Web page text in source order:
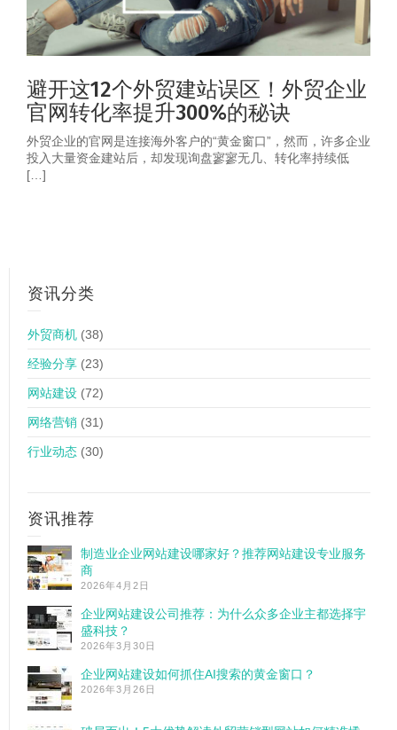
避开这12个外贸建站误区！外贸企业
官网转化率提升300%的秘诀
外贸企业的官网是连接海外客户的“黄金窗口”，然而，许多企业
投入大量资金建站后，却发现询盘寥寥无几、转化率持续低
[…]
资讯分类
外贸商机 (38)
经验分享 (23)
网站建设 (72)
网络营销 (31)
行业动态 (30)
资讯推荐
制造业企业网站建设哪家好？推荐网站建设专业服务
商
2026年4月2日
企业网站建设公司推荐：为什么众多企业主都选择宇
盛科技？
2026年3月30日
企业网站建设如何抓住AI搜索的黄金窗口？
2026年3月26日